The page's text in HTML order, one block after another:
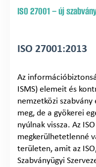
ISO 27001 – új
ISO 27001:2013
Az
ISMS) elemeit és
nemzetközi
meg, de a gyökerei
nyúlnak vissza. Az
megkerülhetetlenné
területen, amit az
Szabványügyi